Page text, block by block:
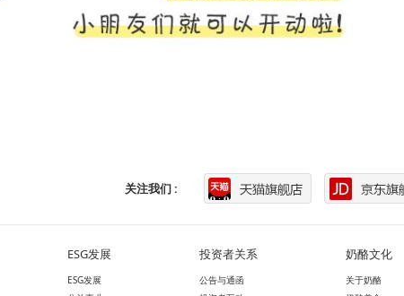
关注我们 :
ESG发展
ESG发展
投资者关系
公告与通函
奶酪文化
关于奶酪